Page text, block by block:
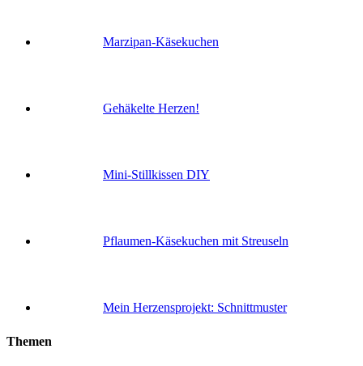
Marzipan-Käsekuchen
Gehäkelte Herzen!
Mini-Stillkissen DIY
Pflaumen-Käsekuchen mit Streuseln
Mein Herzensprojekt: Schnittmuster
Themen